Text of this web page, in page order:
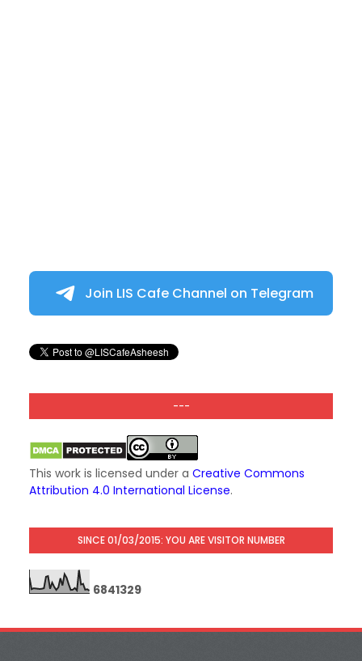
Join LIS Cafe Channel on Telegram
---
This work is licensed under a Creative Commons
Attribution 4.0 International License.
SINCE 01/03/2015: YOU ARE VISITOR NUMBER
6841329